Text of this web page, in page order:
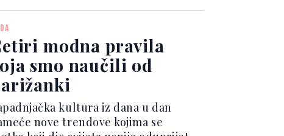
čizama do koljena i šalova velikih
deka....modna pravila
smo naučili od
kultura iz dana u dan
nove trendove kojima se